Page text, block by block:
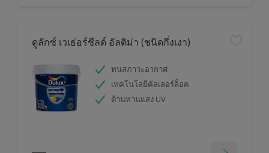
ดูลักซ์ เวเธ่อร์ชีลด์ อัลติม่า (ชนิดกึ่งเงา)
ทนสภาวะอากาศ
เทคโนโลยีคัลเลอร์ล็อค
ต้านทานแสง UV